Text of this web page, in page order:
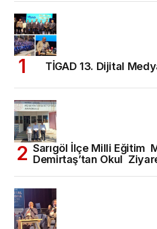
TİGAD 13. Dijital
Sarıgöl İlçe Milli Eğitim
Demirtaş’tan Okul